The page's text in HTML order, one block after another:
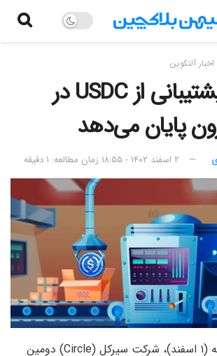
اخبار آلتکوین
سیرکل به پشتیبانی از USDC در
پایان می‌دهد
۲ اسفند ۱۴۰۲ - ۱۸:۵۵ زمان مطالعه: ۱ دقیقه
روز سه‌شنبه ۲۰ فوریه (۱ اسفند)، شرکت سیرکل (Circle) دومین